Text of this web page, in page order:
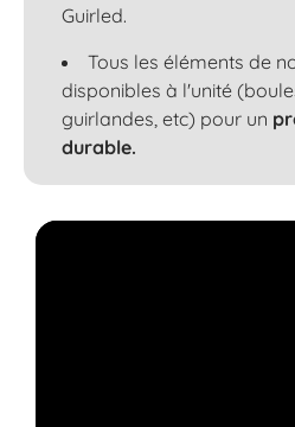
Guirled.
Tous les éléments de
disponibles à l'unité
guirlandes, etc) pour un
durable.